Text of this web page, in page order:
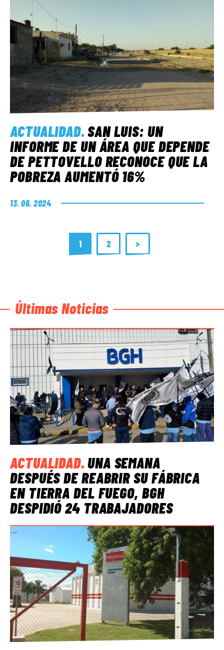
ACTUALIDAD.SAN LUIS: UN
INFORME DE UN ÁREA QUE DEPENDE
DE PETTOVELLO RECONOCE QUE LA
POBREZA AUMENTÓ 16%
13. 06. 2024
1 2 >
Últimas Noticias
ACTUALIDAD.UNA SEMANA
DESPUÉS DE REABRIR SU FÁBRICA
EN TIERRA DEL FUEGO, BGH
DESPIDIÓ 24 TRABAJADORES